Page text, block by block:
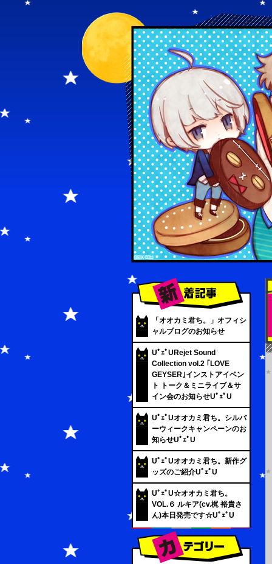
「オオカミ君ち。」オフィシ
ャルブログのお知らせ
UﾟｪﾟURejet Sound
Collection vol.2 ｢LOVE
GEYSER｣インストアイベン
ト トーク＆ミニライブ＆サ
イン会のお知らせUﾟｪﾟU
UﾟｪﾟUオオカミ君ち。シルバ
ーウィークキャンペーンのお
知らせUﾟｪﾟU
UﾟｪﾟUオオカミ君ち。新作グ
ッズのご紹介UﾟｪﾟU
UﾟｪﾟU☆オオカミ君ち。
VOL.６ ルキア(cv.梶 裕貴さ
ん)本日発売です☆UﾟｪﾟU